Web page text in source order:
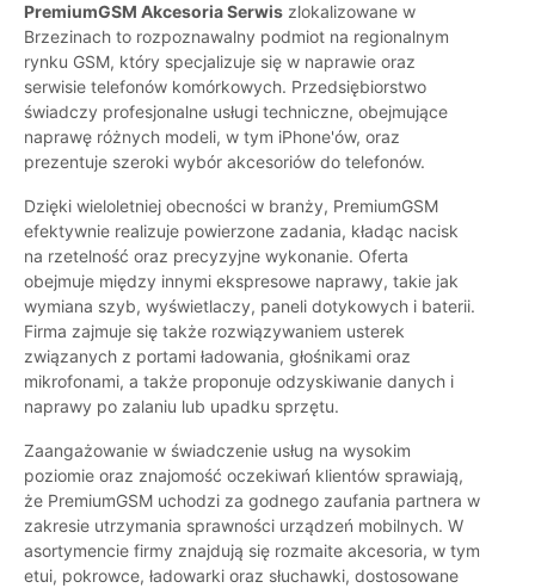
PremiumGSM Akcesoria Serwis zlokalizowane w
Brzezinach to rozpoznawalny podmiot na regionalnym
rynku GSM, który specjalizuje się w naprawie oraz
serwisie telefonów komórkowych. Przedsiębiorstwo
świadczy profesjonalne usługi techniczne, obejmujące
naprawę różnych modeli, w tym iPhone'ów, oraz
prezentuje szeroki wybór akcesoriów do telefonów.
Dzięki wieloletniej obecności w branży, PremiumGSM
efektywnie realizuje powierzone zadania, kładąc nacisk
na rzetelność oraz precyzyjne wykonanie. Oferta
obejmuje między innymi ekspresowe naprawy, takie jak
wymiana szyb, wyświetlaczy, paneli dotykowych i baterii.
Firma zajmuje się także rozwiązywaniem usterek
związanych z portami ładowania, głośnikami oraz
mikrofonami, a także proponuje odzyskiwanie danych i
naprawy po zalaniu lub upadku sprzętu.
Zaangażowanie w świadczenie usług na wysokim
poziomie oraz znajomość oczekiwań klientów sprawiają,
że PremiumGSM uchodzi za godnego zaufania partnera w
zakresie utrzymania sprawności urządzeń mobilnych. W
asortymencie firmy znajdują się rozmaite akcesoria, w tym
etui, pokrowce, ładowarki oraz słuchawki, dostosowane